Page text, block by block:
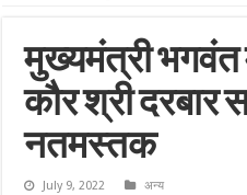
मुख्यमंत्री भगवंत
कौर श्री दरबार
नतमस्तक
July 9, 2022 अन्य